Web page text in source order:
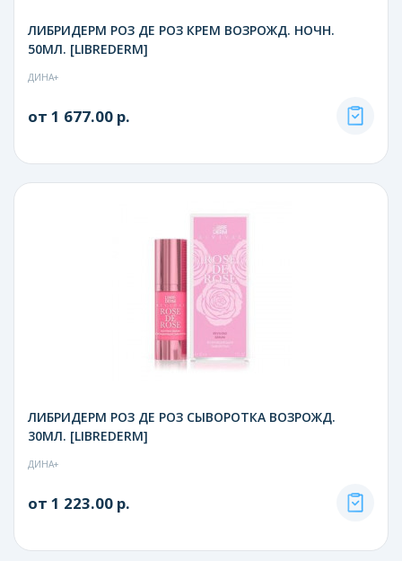
ЛИБРИДЕРМ РОЗ ДЕ РОЗ КРЕМ ВОЗРОЖД. НОЧН.
50МЛ. [LIBREDERM]
ДИНА+
от 1 677.00 р.
ЛИБРИДЕРМ РОЗ ДЕ РОЗ СЫВОРОТКА ВОЗРОЖД.
30МЛ. [LIBREDERM]
ДИНА+
от 1 223.00 р.